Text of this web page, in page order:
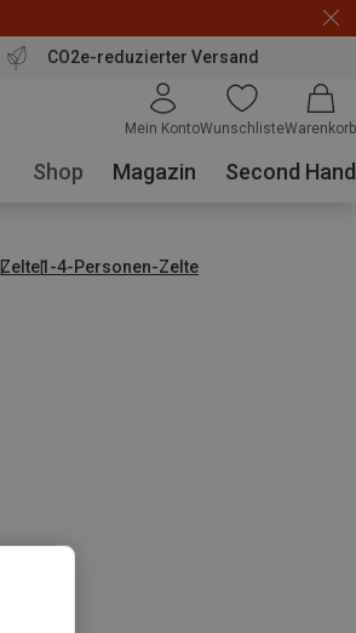
CO2e-reduzierter Versand
Mein KontoWunschlisteWarenkorb
Shop Magazin Second Hand
Zelte1-4-Personen-Zelte